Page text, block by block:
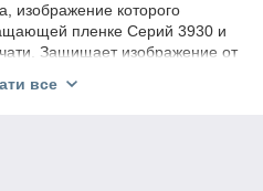
изображение которого
пленке Серий 3930 и
Защищает изображение от
знака.
все